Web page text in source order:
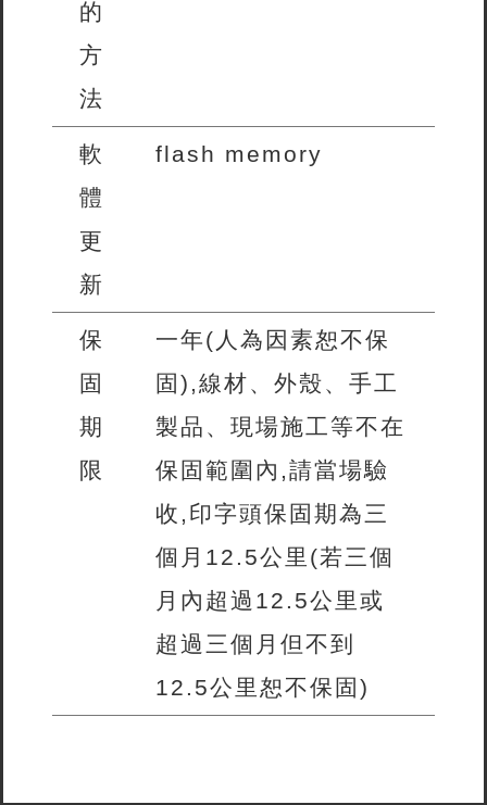
的
方
法
軟
體
更
新
flash memory
保
固
期
限
一年(人為因素恕不保
固),線材、外殼、手工
製品、現場施工等不在
保固範圍內,請當場驗
收,印字頭保固期為三
個月12.5公里(若三個
月內超過12.5公里或
超過三個月但不到
12.5公里恕不保固)